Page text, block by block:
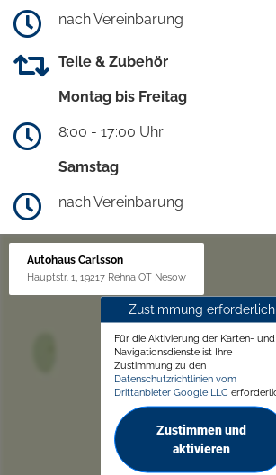
nach Vereinbarung
Teile & Zubehör
Montag bis Freitag
8:00 - 17:00 Uhr
Samstag
nach Vereinbarung
Autohaus Carlsson
Hauptstr. 1, 19217 Rehna OT Nesow
Zustimmung erforderlich
Für die Aktivierung der Karten- und
Navigationsdienste ist Ihre
Zustimmung zu den
Datenschutzrichtlinien vom
Drittanbieter Google LLC
Zustimmen und
aktivieren